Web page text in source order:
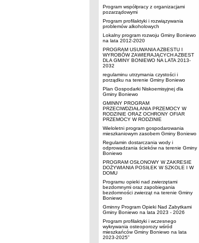
Program współpracy z organizacjami
pozarządowymi
Program profilaktyki i rozwiązywania
problemów alkoholowych
Lokalny program rozwoju Gminy Boniewo
na lata 2012-2020
PROGRAM USUWANIA AZBESTU I
WYROBÓW ZAWIERAJĄCYCH AZBEST
DLA GMINY BONIEWO NA LATA 2013-
2032
regulaminu utrzymania czystości i
porządku na terenie Gminy Boniewo
Plan Gospodarki Niskoemisyjnej dla
Gminy Boniewo
GMINNY PROGRAM
PRZECIWDZIAŁANIA PRZEMOCY W
RODZINIE ORAZ OCHRONY OFIAR
PRZEMOCY W RODZINIE
Wieloletni program gospodarowania
mieszkaniowym zasobem Gminy Boniewo
Regulamin dostarczania wody i
odprowadzania ścieków na terenie Gminy
Boniewo
PROGRAM OSŁONOWY W ZAKRESIE
DOŻYWIANIA POSIŁEK W SZKOLE I W
DOMU
Programu opieki nad zwierzętami
bezdomnymi oraz zapobiegania
bezdomności zwierząt na terenie Gminy
Boniewo
Gminny Program Opieki Nad Zabytkami
Gminy Boniewo na lata 2023 - 2026
Program profilaktyki i wczesnego
wykrywania osteoporozy wśród
mieszkańców Gminy Boniewo na lata
2023-2025”